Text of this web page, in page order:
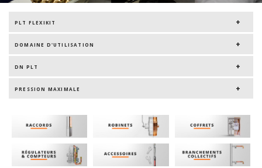
PLT FLEXIKIT
DOMAINE D'UTILISATION
DN PLT
PRESSION MAXIMALE